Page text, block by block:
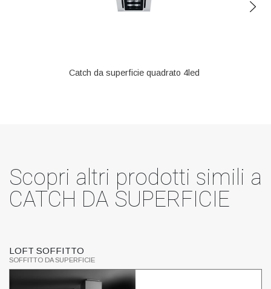
Catch da superficie quadrato 4led
Scopri altri prodotti simili a
CATCH DA SUPERFICIE
LOFT SOFFITTO
SOFFITTO DA SUPERFICIE